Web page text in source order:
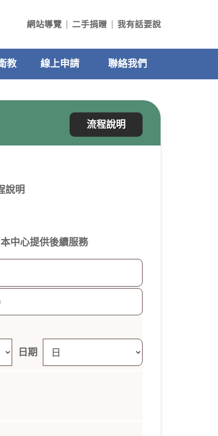
網站導覽 二手捐贈 我有話要說
教 線上申請 聯絡我們
流程說明
說明
中心提供後續服務
日期